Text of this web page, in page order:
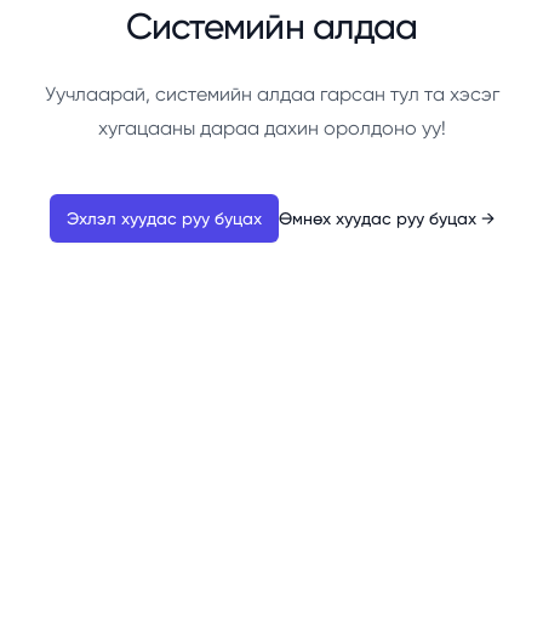
Системийн алдаа
Уучлаарай, системийн алдаа гарсан тул та хэсэг
хугацааны дараа дахин оролдоно уу!
Эхлэл хуудас руу буцах Өмнөх хуудас руу буцах →